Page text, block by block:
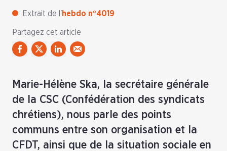
Extrait de l'hebdo n°4019
Partagez cet article
Marie-Hélène Ska, la secrétaire générale
de la CSC (Confédération des syndicats
chrétiens), nous parle des points
communs entre son organisation et la
CFDT, ainsi que de la situation sociale en